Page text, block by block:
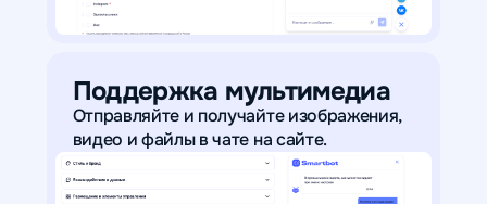
Поддержка мультимедиа
Отправляйте и получайте изображения,
видео и файлы в чате на сайте.